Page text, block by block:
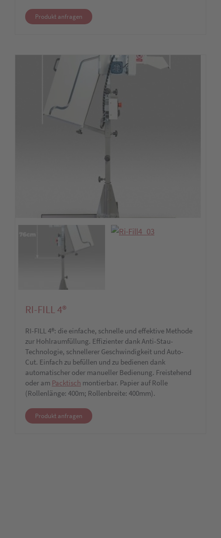
Produkt anfragen
RI-FILL 4®
RI-FILL 4®: die einfache, schnelle und effektive Methode
zur Hohlraumfüllung. Effizienter dank Anti-Stau-
Technologie, schnellerer Geschwindigkeit und Auto-
Cut. Einfach zu befüllen und zu bedienen dank
automatischer oder manueller Bedienung. Freistehend
oder am Packtisch montierbar. Papier auf Rolle
(Rollenlänge: 400m; Rollenbreite: 400mm).
Produkt anfragen